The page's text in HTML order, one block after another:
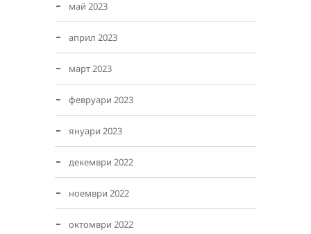
май 2023
април 2023
март 2023
февруари 2023
януари 2023
декември 2022
ноември 2022
октомври 2022